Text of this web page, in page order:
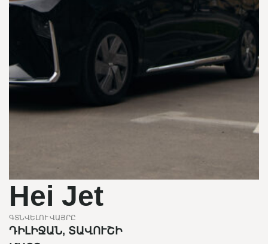
Hei Jet
ԳՏՆՎԵԼՈՒ ՎԱՅՐԸ
ԴԻԼԻՋԱՆ, ՏԱՎՈՒՇԻ